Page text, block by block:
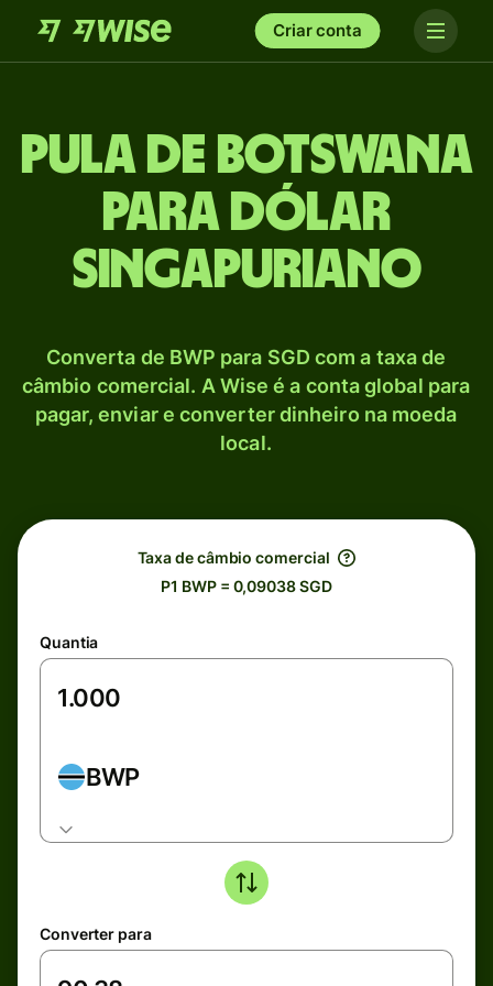
Criar conta
Pula de Botswana
para Dólar
singapuriano
Converta de BWP para SGD com a taxa de
câmbio comercial. A Wise é a conta global para
pagar, enviar e converter dinheiro na moeda
local.
Taxa de câmbio comercial
P1 BWP = 0,09038 SGD
Quantia
BWP
Converter para